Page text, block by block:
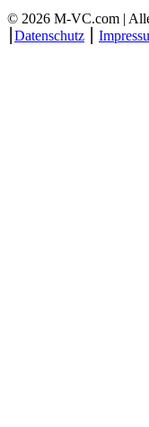
© 2026 M-VC.com |
Datenschutz